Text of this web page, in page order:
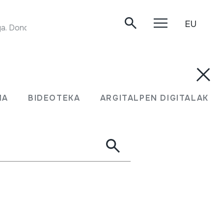
BIDEOTEKA ARGITALPEN DIGITALAK
Donostia, 1984.
EU